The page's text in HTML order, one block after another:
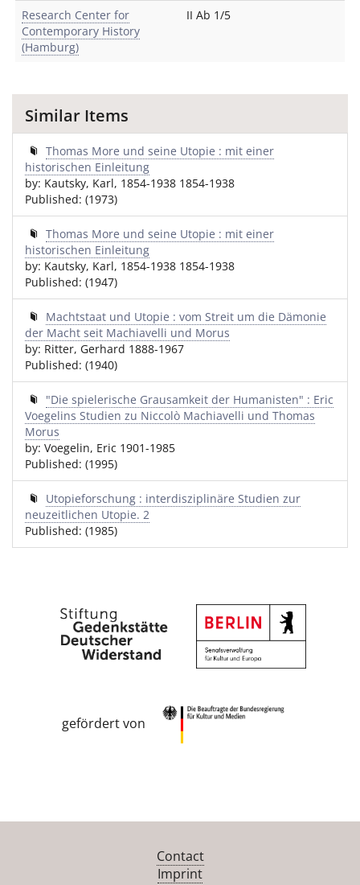
Research Center for
Contemporary History
(Hamburg)
II Ab 1/5
Similar Items
Thomas More und seine Utopie : mit einer
historischen Einleitung
by: Kautsky, Karl, 1854-1938 1854-1938
Published: (1973)
Thomas More und seine Utopie : mit einer
historischen Einleitung
by: Kautsky, Karl, 1854-1938 1854-1938
Published: (1947)
Machtstaat und Utopie : vom Streit um die Dämonie
der Macht seit Machiavelli und Morus
by: Ritter, Gerhard 1888-1967
Published: (1940)
"Die spielerische Grausamkeit der Humanisten" : Eric
Voegelins Studien zu Niccolò Machiavelli und Thomas
Morus
by: Voegelin, Eric 1901-1985
Published: (1995)
Utopieforschung : interdisziplinäre Studien zur
neuzeitlichen Utopie. 2
Published: (1985)
gefördert von
Contact
Imprint